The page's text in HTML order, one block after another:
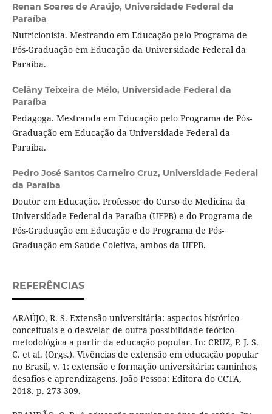
Renan Soares de Araújo, Universidade Federal da
Paraíba
Nutricionista. Mestrando em Educação pelo Programa de
Pós-Graduação em Educação da Universidade Federal da
Paraíba.
Celâny Teixeira de Mélo, Universidade Federal da
Paraíba
Pedagoga. Mestranda em Educação pelo Programa de Pós-
Graduação em Educação da Universidade Federal da
Paraíba.
Pedro José Santos Carneiro Cruz, Universidade Federal
da Paraíba
Doutor em Educação. Professor do Curso de Medicina da
Universidade Federal da Paraíba (UFPB) e do Programa de
Pós-Graduação em Educação e do Programa de Pós-
Graduação em Saúde Coletiva, ambos da UFPB.
REFERÊNCIAS
ARAÚJO, R. S. Extensão universitária: aspectos histórico-
conceituais e o desvelar de outra possibilidade teórico-
metodológica a partir da educação popular. In: CRUZ, P. J. S.
C. et al. (Orgs.). Vivências de extensão em educação popular
no Brasil, v. 1: extensão e formação universitária: caminhos,
desafios e aprendizagens. João Pessoa: Editora do CCTA,
2018. p. 273-309.